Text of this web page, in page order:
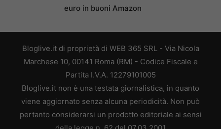
euro in buoni Amazon
Bloglive.it di proprietà di WEB 365 SRL - Via Nicola
Marchese 10, 00141 Roma (RM) - Codice Fiscale e
Partita I.V.A. 12279101005
Bloglive.it non è una testata giornalistica, in quanto
viene aggiornato senza alcuna periodicità. Non può
pertanto considerarsi un prodotto editoriale ai sensi